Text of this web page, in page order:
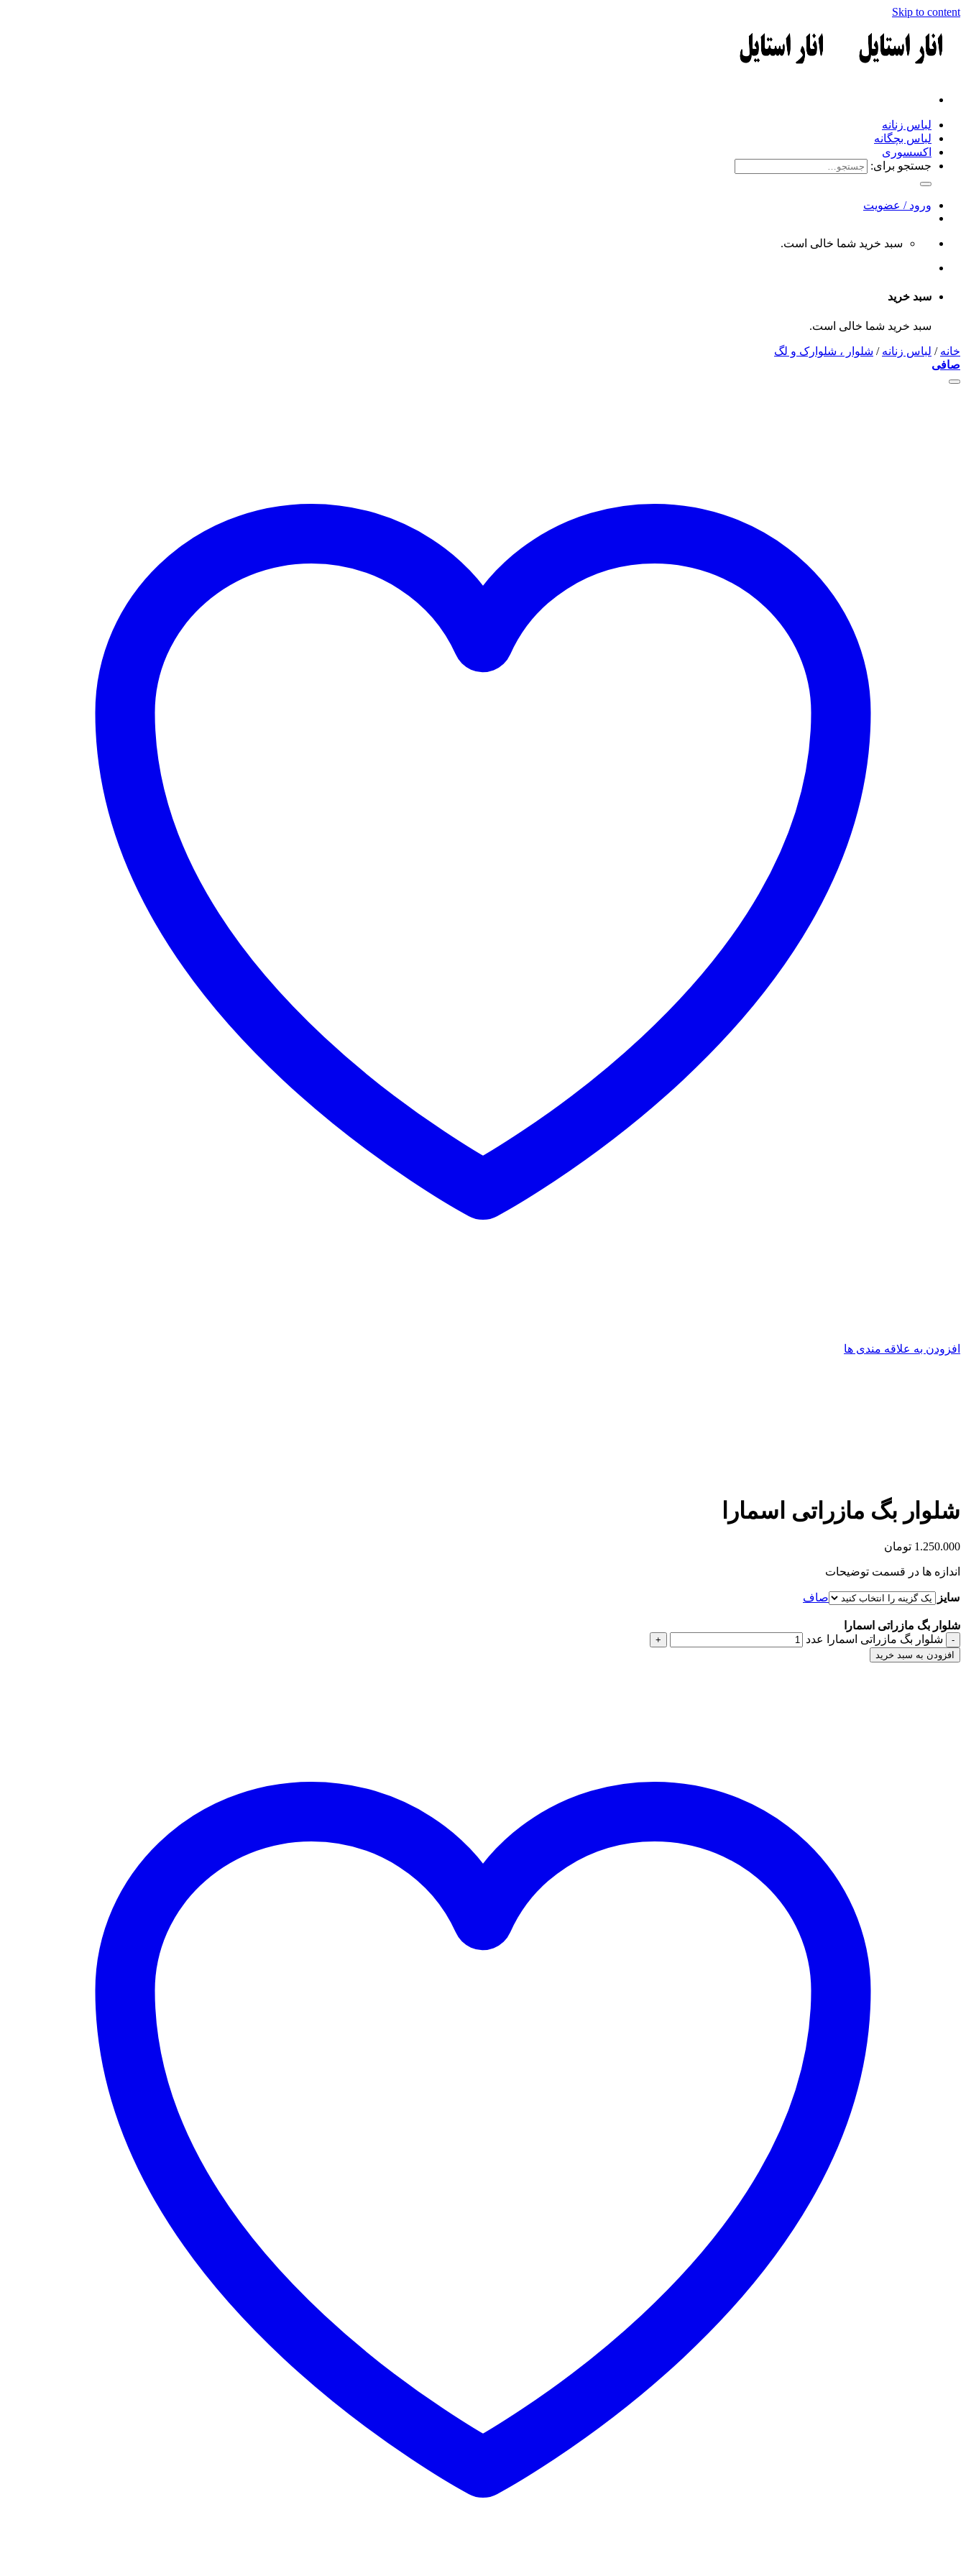
Skip to content
لباس زنانه
لباس بچگانه
اکسسوری
جستجو برای:
ورود / عضویت
سبد خرید شما خالی است.
سبد خرید
سبد خرید شما خالی است.
خانه / لباس زنانه / شلوار ، شلوارک و لگ
صافی
افزودن به علاقه مندی ها
شلوار بگ مازراتی اسمارا
1.250.000 تومان
اندازه ها در قسمت توضیحات
سایز صاف
شلوار بگ مازراتی اسمارا
شلوار بگ مازراتی اسمارا عدد
افزودن به سبد خرید